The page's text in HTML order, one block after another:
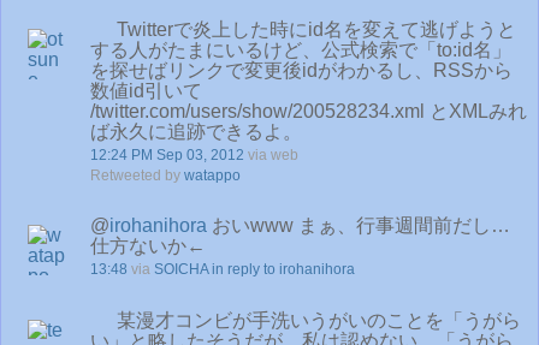
Twitterで炎上した時にid名を変えて逃げようと
する人がたまにいるけど、公式検索で「to:id名」
を探せばリンクで変更後idがわかるし、RSSから
数値id引いて
/twitter.com/users/show/200528234.xml とXMLみれ
ば永久に追跡できるよ。
12:24 PM Sep 03, 2012 via web
Retweeted by watappo
@irohanihora おいwww まぁ、行事週間前だし…
仕方ないか←
13:48 via SOICHA in reply to irohanihora
某漫才コンビが手洗いうがいのことを「うがら
い」と略したそうだが、私は認めない。「うがら